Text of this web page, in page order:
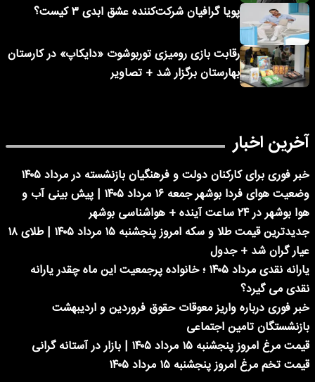
پویا گرافیان شرکت‌کننده عشق ابدی ۳ کیست؟
رقابت بازی رومیزی توربوشوت «دایکاپ» در کارستان
بهارستان برگزار شد + تصاویر
آخرین اخبار
خبر فوری برای کارکنان دولت و فرهنگیان بازنشسته در مرداد ۱۴۰۵
وضعیت هوای فردا بوشهر جمعه ۱۶ مرداد ۱۴۰۵ | پیش بینی آب و
هوا بوشهر در ۲۴ ساعت آینده + هواشناسی بوشهر
جدیدترین قیمت طلا و سکه امروز پنجشنبه ۱۵ مرداد ۱۴۰۵ | طلای ۱۸
عیار گران شد + جدول
یارانه نقدی مرداد ۱۴۰۵ ؛ خانواده پرجمعیت این ماه چقدر یارانه
نقدی می گیرد؟
خبر فوری درباره واریز معوقات حقوق فروردین و اردیبهشت
بازنشستگان تامین اجتماعی
قیمت مرغ امروز پنجشنبه ۱۵ مرداد ۱۴۰۵ | بازار در آستانه گرانی
قیمت تخم مرغ امروز پنجشنبه ۱۵ مرداد ۱۴۰۵